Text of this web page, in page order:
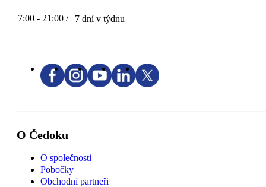
7:00 - 21:00 / 7 dní v týdnu
O Čedoku
O společnosti
Pobočky
Obchodní partneři